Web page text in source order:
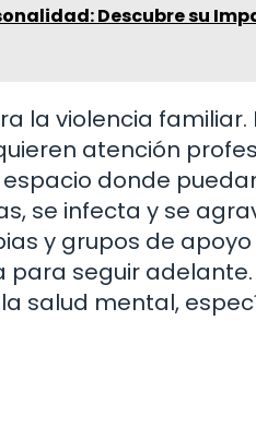
Descubre su
la violencia familiar.
atención
donde
se infecta y se
y grupos de
seguir adelante.
salud mental,